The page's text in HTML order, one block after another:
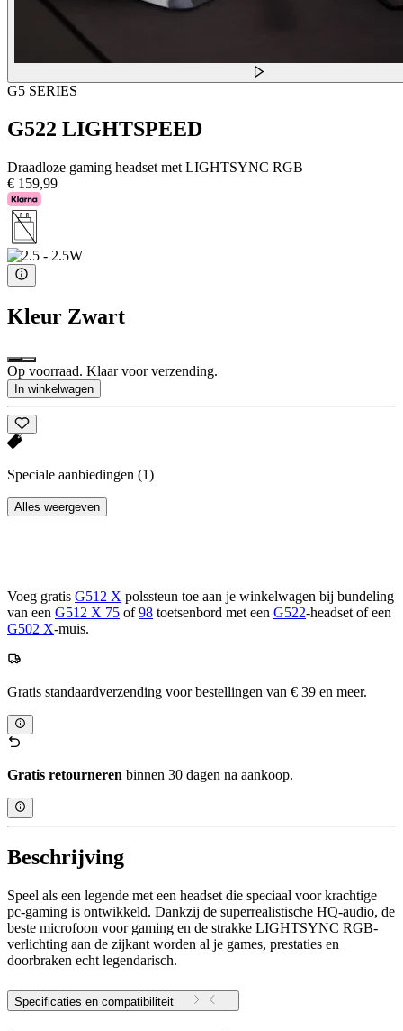
G5 SERIES
G522 LIGHTSPEED
Draadloze gaming headset met LIGHTSYNC RGB
€ 159,99
Kleur Zwart
Op voorraad. Klaar voor verzending.
In winkelwagen
Speciale aanbiedingen (1)
Alles weergeven
Voeg gratis G512 X polssteun toe aan je winkelwagen bij bundeling
van een G512 X 75 of98 toetsenbord met een G522-headset of een
G502 X-muis.
Gratis standaardverzending voor bestellingen van € 39 en meer.
Gratis retourneren binnen 30 dagen na aankoop.
Beschrijving
Speel als een legende met een headset die speciaal voor krachtige
pc-gaming is ontwikkeld. Dankzij de superrealistische HQ-audio, de
beste microfoon voor gaming en de strakke LIGHTSYNC RGB-
verlichting aan de zijkant worden al je games, prestaties en
doorbraken echt legendarisch.
Specificaties en compatibiliteit